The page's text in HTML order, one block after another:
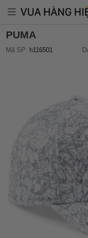
PUMA
Mã SP: h116501